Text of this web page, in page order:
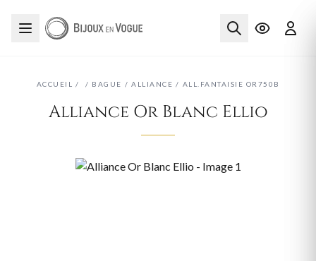
ACCUEIL / / BAGUE / ALLIANCE / ALL.FANTAISIE OR750B
Alliance Or Blanc Ellio